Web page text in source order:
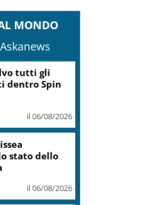
MONDO
tutti gli
dentro Spin
il 06/08/2026
stato dello
il 06/08/2026